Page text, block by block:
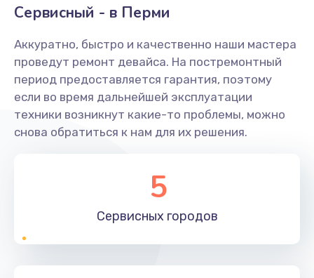
Сервисный - в Перми
Аккуратно, быстро и качественно наши мастера
проведут ремонт девайса. На постремонтный
период предоставляется гарантия, поэтому
если во время дальнейшей эксплуатации
техники возникнут какие-то проблемы, можно
снова обратиться к нам для их решения.
5
Сервисных городов